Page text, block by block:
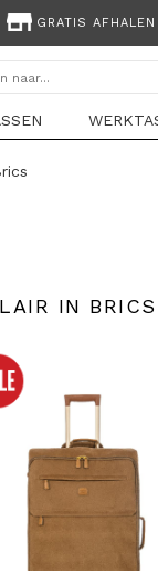
GRATIS
IN